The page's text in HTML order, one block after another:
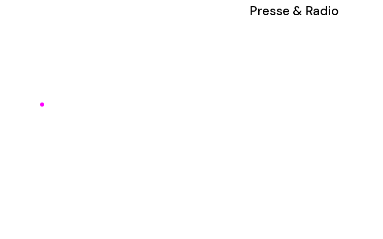
Presse & Radio